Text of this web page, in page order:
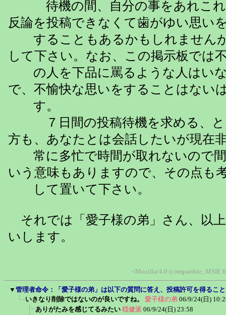
待機の間、自分の事をあれこれ
反論を投稿できなくて歯がゆい思い
することもあるかもしれません
して下さい。なお、この掲示板では
の人を下品に罵るような人はい
で、不愉快な思いをすることはない
す。
７日間の投稿待機を求める、と
方も、あなたとは会話したいが現在
常に多忙で時間が取れないので間
いう意味もありますので、その点も
して置いて下さい。
それでは「愛子様の弟」さん、以
いします。
<Mozilla/4.0 (compatible; MSIE
▼ 管理者命令：「愛子様の弟」は以下の質問に答え、投稿許可を得るこ
いきなり削除ではないのが良いですね。
愛子様の弟 06/9/24(日)
ありがたみを感じてるみたい 穏健派 06/9/24(日) 23:58